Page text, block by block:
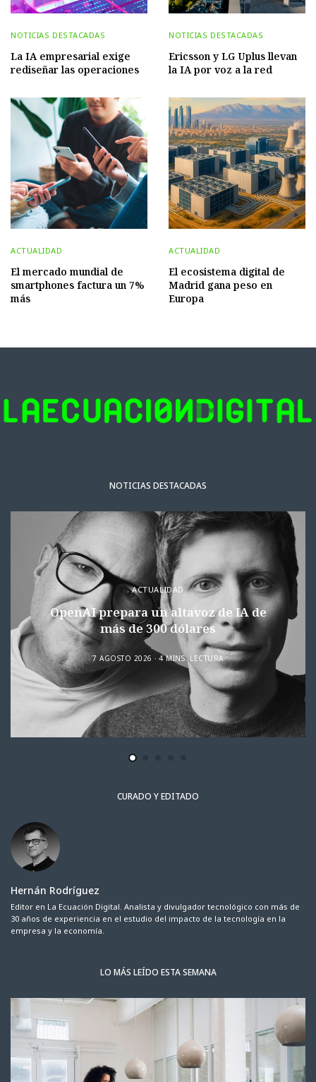
NOTICIAS DESTACADAS
La IA empresarial exige
rediseñar las operaciones
NOTICIAS DESTACADAS
Ericsson y LG Uplus llevan
la IA por voz a la red
ACTUALIDAD
El mercado mundial de
smartphones factura un 7%
más
ACTUALIDAD
El ecosistema digital de
Madrid gana peso en
Europa
NOTICIAS DESTACADAS
ACTUALIDAD
OpenAI prepara un altavoz de IA de
más de 300 dólares
7 AGOSTO 2026 4 MINS. LECTURA
CURADO Y EDITADO
Hernán Rodríguez
Editor en La Ecuación Digital. Analista y divulgador tecnológico con más de
30 años de experiencia en el estudio del impacto de la tecnología en la
empresa y la economía.
LO MÁS LEÍDO ESTA SEMANA